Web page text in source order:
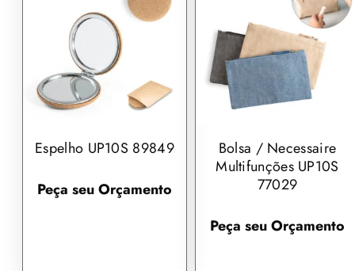
Espelho UP10S 89849
Peça seu Orçamento
Bolsa / Necessaire
Multifunções UP10S
77029
Peça seu Orçamento